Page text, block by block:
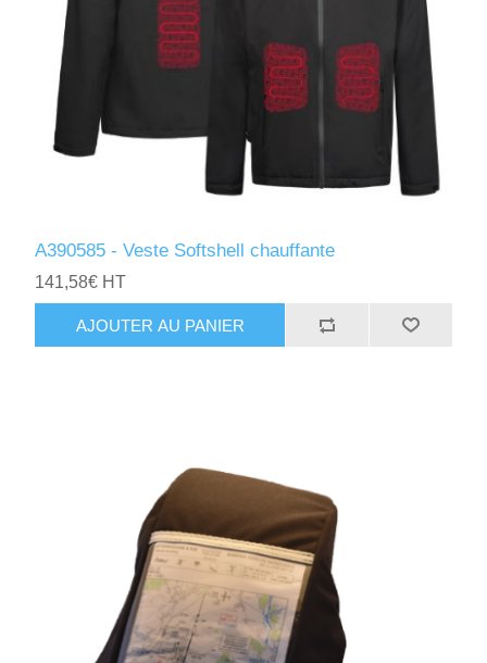
A390585 - Veste Softshell chauffante
141,58€ HT
AJOUTER AU PANIER